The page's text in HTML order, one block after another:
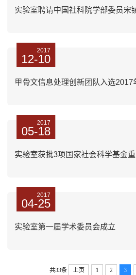
2017
12-10
2017
05-18
2017
04-25
实验室第一届学术委员会成立
共33条 上页 1 2 3